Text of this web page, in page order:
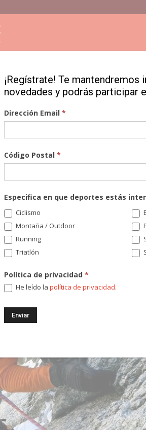
con ella a las espaldas
todo el
¡Regístrate! Te mantendremos
novedades y podrás participar
Dirección Email*
Código Postal*
Especifica en que deportes estás
Ciclismo
Montaña / Outdoor
Running
Triatlón
Política de privacidad*
He leído lapolítica de privacidad.